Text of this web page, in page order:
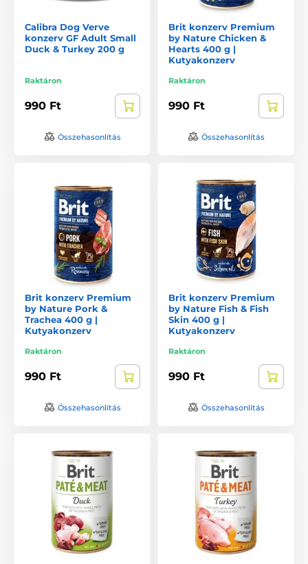
Calibra Dog Verve
konzerv GF Adult Small
Duck & Turkey 200 g
Raktáron
990 Ft
Összehasonlítás
Brit konzerv Premium
by Nature Chicken &
Hearts 400 g |
Kutyakonzerv
Raktáron
990 Ft
Összehasonlítás
Brit konzerv Premium
by Nature Pork &
Trachea 400 g |
Kutyakonzerv
Raktáron
990 Ft
Összehasonlítás
Brit konzerv Premium
by Nature Fish & Fish
Skin 400 g |
Kutyakonzerv
Raktáron
990 Ft
Összehasonlítás